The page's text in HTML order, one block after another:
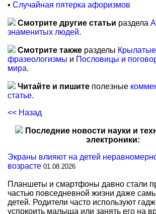
▪ Случайная пятерка афоризмов
Смотрите другие статьи раздела
знаменитых людей.
Смотрите также разделы
фразеологизмы и Пословицы и
мира.
Читайте и пишите полезные
статье.
<< Назад
Последние новости науки и
электроники:
Экраны влияют на детей
возрасте 01.08.2026
Планшеты и смартфоны давно стали
частью повседневной жизни даже
детей. Родители часто используют
успокоить малыша или занять его на